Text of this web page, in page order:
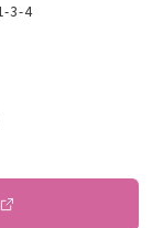
3-4